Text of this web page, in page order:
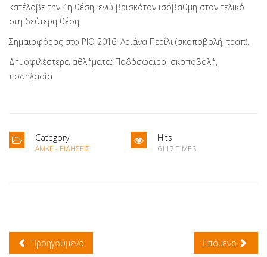
κατέλαβε την 4η θέση, ενώ βρισκόταν ισόβαθμη στον τελικό
στη δεύτερη θέση!
Σημαιοφόρος στο ΡΙΟ 2016: Αριάνα Περίλι (σκοποβολή, τραπ).
Δημοφιλέστερα αθλήματα: Ποδόσφαιρο, σκοποβολή,
ποδηλασία
Category
ΑΜΚΕ - ΕΙΔΉΣΕΙΣ
Hits
6117 TIMES
Προηγούμενο Επόμενο